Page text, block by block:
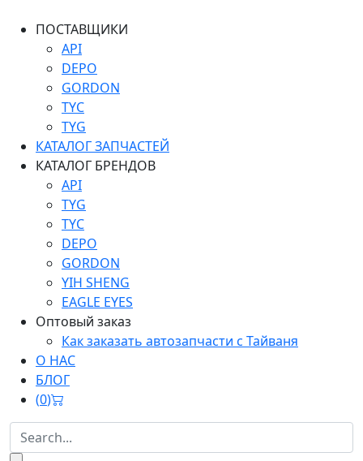
ПОСТАВЩИКИ
API
DEPO
GORDON
TYC
TYG
КАТАЛОГ ЗАПЧАСТЕЙ
КАТАЛОГ БРЕНДОВ
API
TYG
TYC
DEPO
GORDON
YIH SHENG
EAGLE EYES
Оптовый заказ
Как заказать автозапчасти с Тайваня
О НАС
БЛОГ
(0)